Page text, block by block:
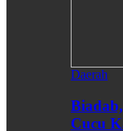
Daerah
Cucu